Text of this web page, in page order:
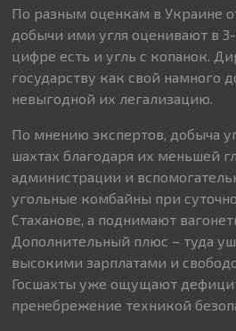
По разным оценкам в Украине
добычи ими угля оценивают в
цифре есть и угль с копанок.
государству как свой намного
невыгодной их легализацию.
По мнению экспертов, добыча
шахтах благодаря их меньшей
администрации и
угольные комбайны при
Стаханове, а поднимают
Дополнительный плюс – туда
высокими зарплатами и
Госшахты уже ощущают
пренебрежение техникой